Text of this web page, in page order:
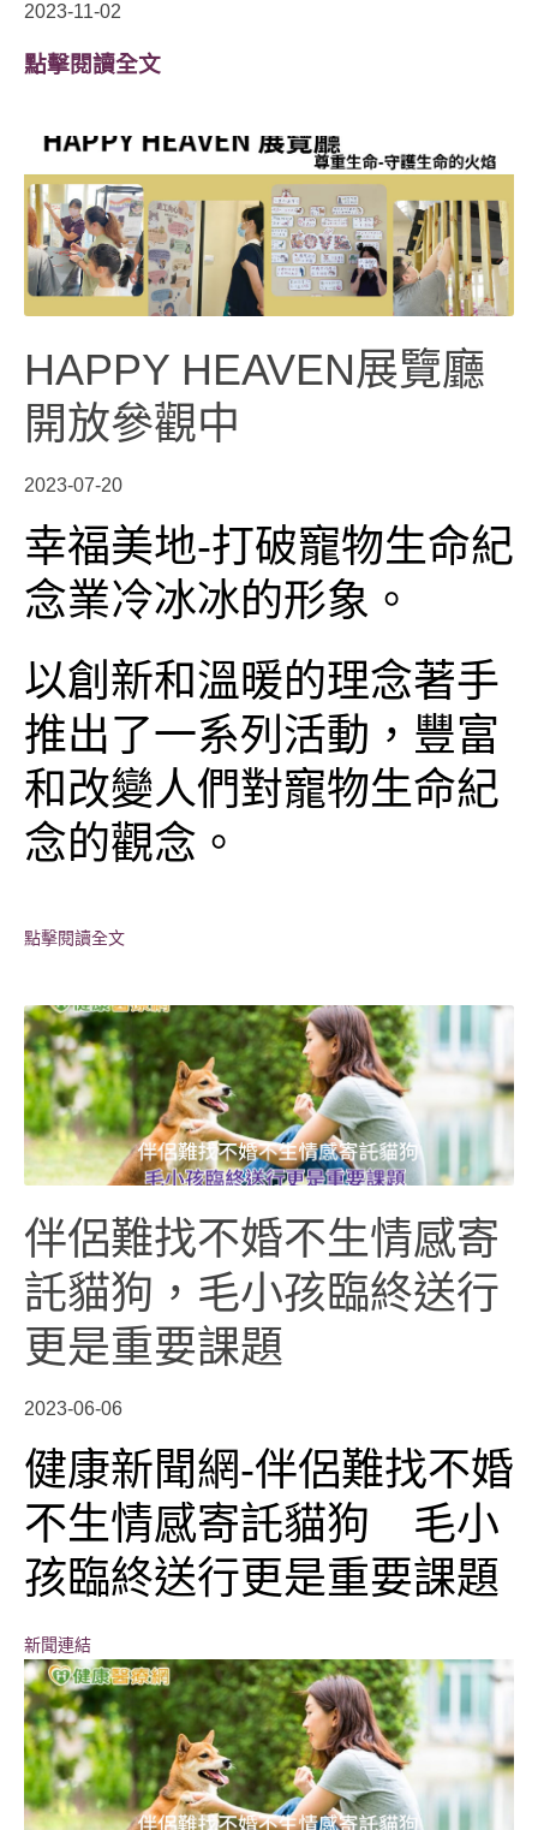
2023-11-02
點擊閱讀全文
HAPPY HEAVEN展覽廳
開放參觀中
2023-07-20
幸福美地-打破寵物生命紀
念業冷冰冰的形象。
以創新和溫暖的理念著手
推出了一系列活動，豐富
和改變人們對寵物生命紀
念的觀念。
點擊閱讀全文
伴侶難找不婚不生情感寄
託貓狗，毛小孩臨終送行
更是重要課題
2023-06-06
健康新聞網-伴侶難找不婚
不生情感寄託貓狗 毛小
孩臨終送行更是重要課題
新聞連結